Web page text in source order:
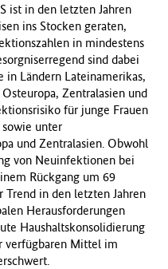
ist in den letzten Jahren
ins Stocken geraten,
in mindestens
sind dabei
Ländern Lateinamerikas,
Zentralasien und
für junge Frauen
sowie unter
und Zentralasien. Obwohl
von Neuinfektionen bei
Rückgang um 69
Trend in den letzten Jahren
Herausforderungen
Haushaltskonsolidierung
verfügbaren Mittel im